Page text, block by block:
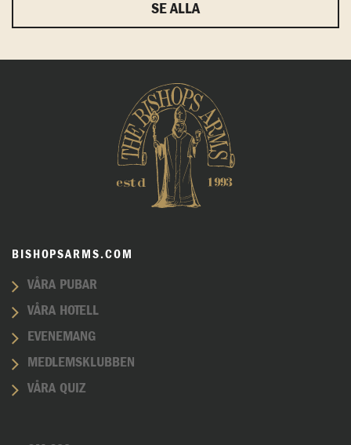
SE ALLA
BISHOPSARMS.COM
VÅRA PUBAR
VÅRA HOTELL
EVENEMANG
MEDLEMSKLUBBEN
VÅRA QUIZ